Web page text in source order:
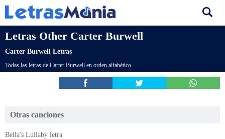
Letras Other Carter Burwell
Carter Burwell Letras
Todas las letras de Carter Burwell en orden alfabético
Otras canciones
Bella's Lullaby letra